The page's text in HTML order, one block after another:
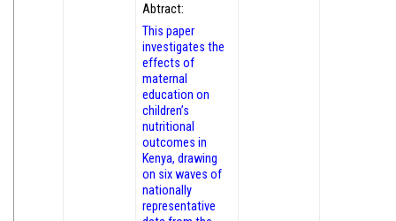
Abtract:
This paper
investigates the
effects of
maternal
education on
children’s
nutritional
outcomes in
Kenya, drawing
on six waves of
nationally
representative